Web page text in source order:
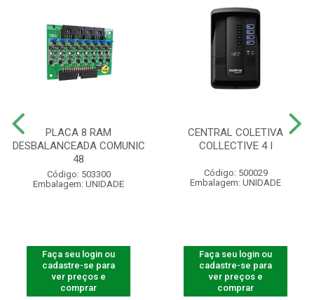
PLACA 8 RAM
DESBALANCEADA COMUNIC
48
Código: 503300
Embalagem: UNIDADE
Faça seu login ou
cadastre-se para
ver preços e
comprar
CENTRAL COLETIVA
COLLECTIVE 4 I
Código: 500029
Embalagem: UNIDADE
Faça seu login ou
cadastre-se para
ver preços e
comprar